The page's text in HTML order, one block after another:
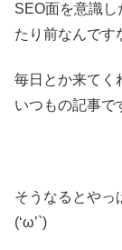
SEO面を意識
たり前なんです
毎日とか来てく
いつもの記事で
そうなるとやっ
(‘ω’`)